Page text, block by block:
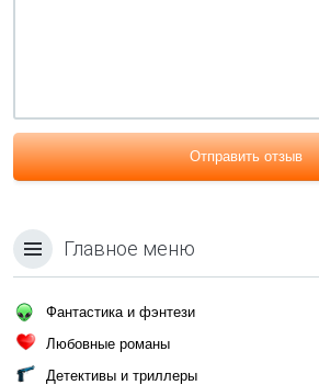
Отправить отзыв
Главное меню
Фантастика и фэнтези
Любовные романы
Детективы и триллеры